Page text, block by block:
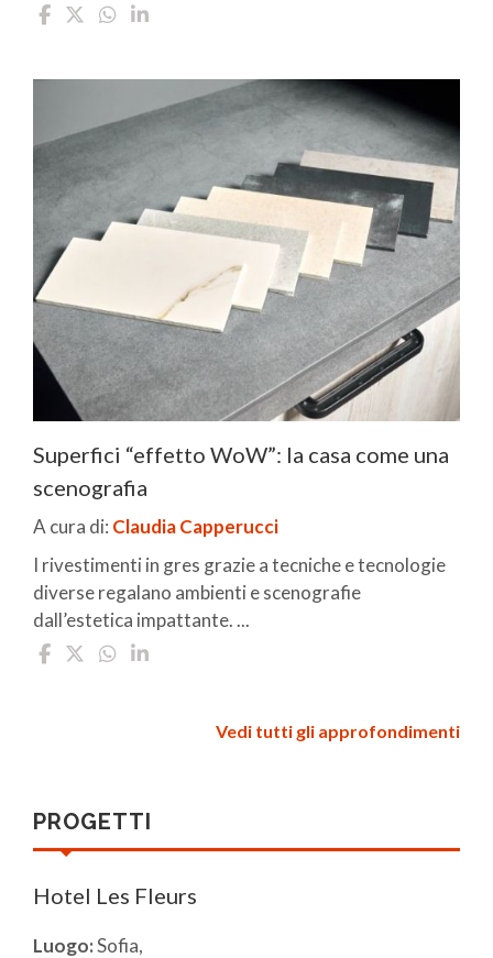
Superfici “effetto WoW”: la casa come una
scenografia
A cura di: Claudia Capperucci
I rivestimenti in gres grazie a tecniche e tecnologie
diverse regalano ambienti e scenografie
dall’estetica impattante. ...
Vedi tutti gli approfondimenti
PROGETTI
Hotel Les Fleurs
Luogo:Sofia,